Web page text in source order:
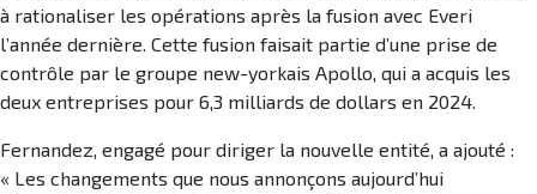
à rationaliser les opérations après la fusion avec Everi
l’année dernière. Cette fusion faisait partie d’une prise de
contrôle par le groupe new-yorkais Apollo, qui a acquis les
deux entreprises pour 6,3 milliards de dollars en 2024.
Fernandez, engagé pour diriger la nouvelle entité, a ajouté :
« Les changements que nous annonçons aujourd’hui